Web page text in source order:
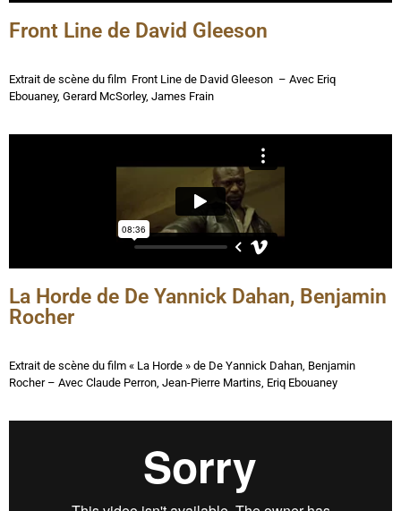
Front Line de David Gleeson
Extrait de scène du film Front Line de David Gleeson – Avec Eriq
Ebouaney, Gerard McSorley, James Frain
La Horde de De Yannick Dahan, Benjamin
Rocher
Extrait de scène du film « La Horde » de De Yannick Dahan, Benjamin
Rocher – Avec Claude Perron, Jean-Pierre Martins, Eriq Ebouaney